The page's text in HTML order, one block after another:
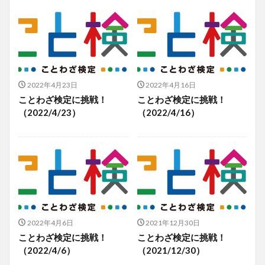
2022年4月23日
ことわざ検定に挑戦！
（2022/4/23）
2022年4月16日
ことわざ検定に挑戦！
（2022/4/16）
2022年4月6日
ことわざ検定に挑戦！
（2022/4/6）
2021年12月30日
ことわざ検定に挑戦！
（2021/12/30）